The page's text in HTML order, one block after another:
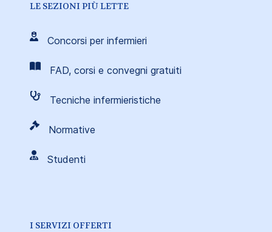
LE SEZIONI PIÙ LETTE
Concorsi per infermieri
FAD, corsi e convegni gratuiti
Tecniche infermieristiche
Normative
Studenti
I SERVIZI OFFERTI